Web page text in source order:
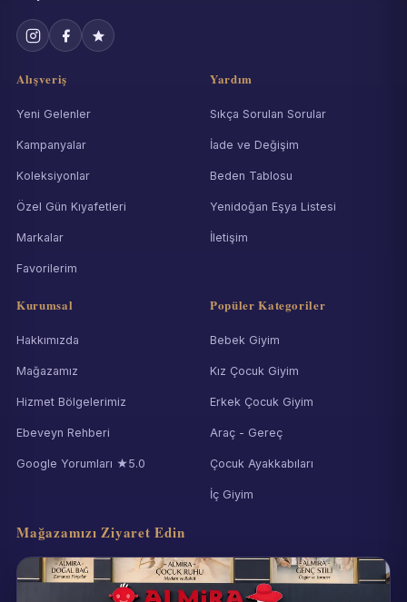
Alışveriş
Yeni Gelenler
Kampanyalar
Koleksiyonlar
Özel Gün Kıyafetleri
Markalar
Favorilerim
Yardım
Sıkça Sorulan Sorular
İade ve Değişim
Beden Tablosu
Yenidoğan Eşya Listesi
İletişim
Kurumsal
Hakkımızda
Mağazamız
Hizmet Bölgelerimiz
Ebeveyn Rehberi
Google Yorumları ★5.0
Popüler Kategoriler
Bebek Giyim
Kız Çocuk Giyim
Erkek Çocuk Giyim
Araç - Gereç
Çocuk Ayakkabıları
İç Giyim
Mağazamızı Ziyaret Edin